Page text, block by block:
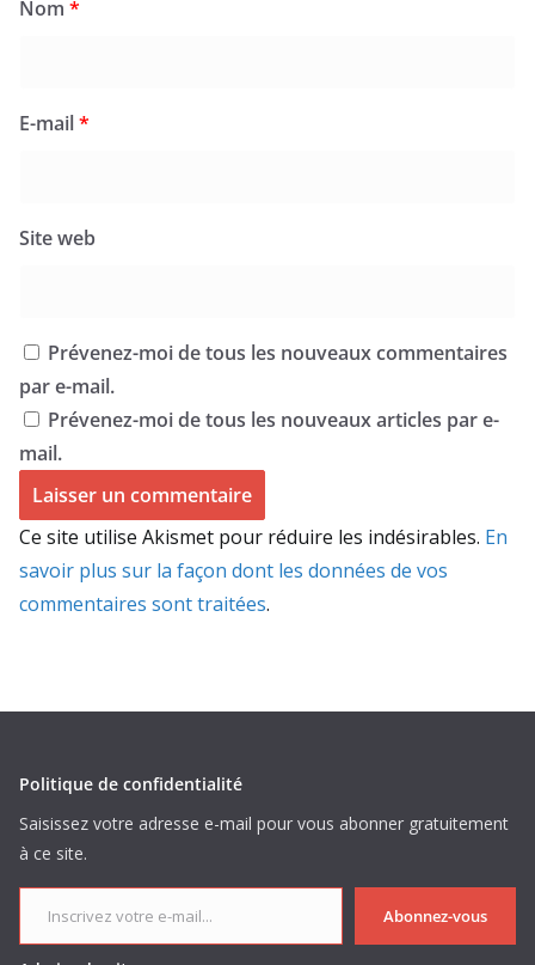
Nom *
E-mail*
Site web
Prévenez-moi de tous les nouveaux commentaires
par e-mail.
Prévenez-moi de tous les nouveaux articles par e-
mail.
Ce site utilise Akismet pour réduire les indésirables. En
savoir plus sur la façon dont les données de vos
commentaires sont traitées.
Politique de confidentialité
Saisissez votre adresse e-mail pour vous abonner gratuitement
à ce site.
Inscrivez votre e-mail...
Abonnez-vous